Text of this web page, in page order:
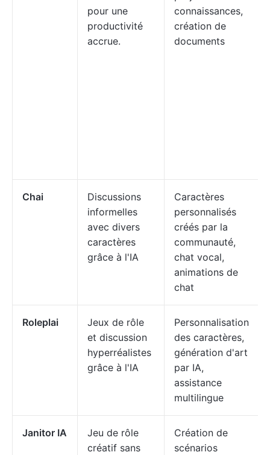
pour une
productivité
accrue.
connaissances,
création de
documents
Chai
Discussions
informelles
avec divers
caractères
grâce à l'IA
Caractères
personnalisés
créés par la
communauté,
chat vocal,
animations de
chat
Roleplai
Jeux de rôle
et discussion
hyperréalistes
grâce à l'IA
Personnalisation
des caractères,
génération d'art
par IA,
assistance
multilingue
Janitor IA
Jeu de rôle
créatif sans
Création de
scénarios